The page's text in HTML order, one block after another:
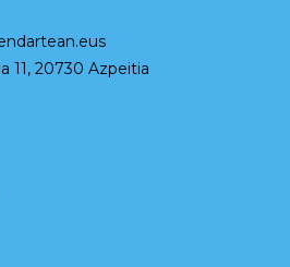
11, 20730 Azpeitia